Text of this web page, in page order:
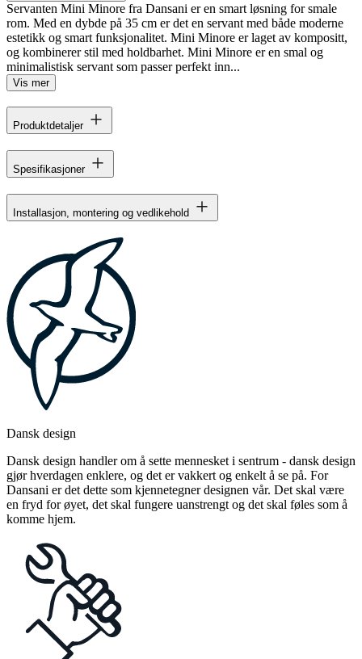
Servanten Mini Minore fra Dansani er en smart løsning for smale
rom. Med en dybde på 35 cm er det en servant med både moderne
estetikk og smart funksjonalitet. Mini Minore er laget av kompositt,
og kombinerer stil med holdbarhet. Mini Minore er en smal og
minimalistisk servant som passer perfekt inn...
Vis mer
Produktdetaljer
Spesifikasjoner
Installasjon, montering og vedlikehold
Dansk design
Dansk design handler om å sette mennesket i sentrum - dansk design
gjør hverdagen enklere, og det er vakkert og enkelt å se på. For
Dansani er det dette som kjennetegner designen vår. Det skal være
en fryd for øyet, det skal fungere uanstrengt og det skal føles som å
komme hjem.